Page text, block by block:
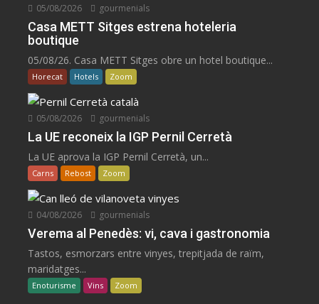
05/08/2026 gourmenials
Casa METT Sitges estrena hoteleria
boutique
05/08/26. Casa METT Sitges obre un hotel boutique...
Horecat Hotels Zoom
05/08/2026 gourmenials
La UE reconeix la IGP Pernil Cerretà
La UE aprova la IGP Pernil Cerretà, un...
Carns Rebost Zoom
04/08/2026 gourmenials
Verema al Penedès: vi, cava i gastronomia
Tastos, esmorzars entre vinyes, trepitjada de raïm,
maridatges...
Enoturisme Vins Zoom